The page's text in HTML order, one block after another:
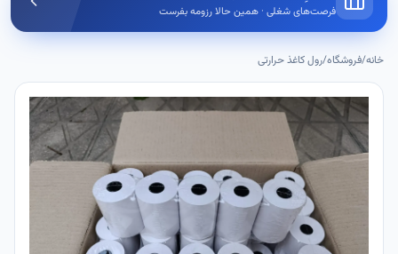
فرصت‌های شغلی · همین حالا رزومه بفرست
خانه/فروشگاه/رول کاغذ حرارتی